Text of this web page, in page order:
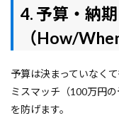
4. 予算・納
（How/When
予算は決まっていなく
ミスマッチ（100万円
を防げます。